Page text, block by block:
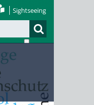
Sightseeing